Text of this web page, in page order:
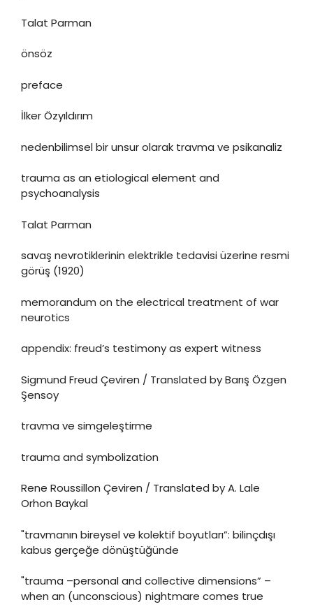
Talat Parman
önsöz
preface
İlker Özyıldırım
nedenbilimsel bir unsur olarak travma ve psikanaliz
trauma as an etiological element and
psychoanalysis
Talat Parman
savaş nevrotiklerinin elektrikle tedavisi üzerine resmi
görüş (1920)
memorandum on the electrical treatment of war
neurotics
appendix: freud’s testimony as expert witness
Sigmund Freud Çeviren / Translated by Barış Özgen
Şensoy
travma ve simgeleştirme
trauma and symbolization
Rene Roussillon Çeviren / Translated by A. Lale
Orhon Baykal
"travmanın bireysel ve kolektif boyutları”: bilinçdışı
kabus gerçeğe dönüştüğünde
"trauma –personal and collective dimensions” –
when an (unconscious) nightmare comes true